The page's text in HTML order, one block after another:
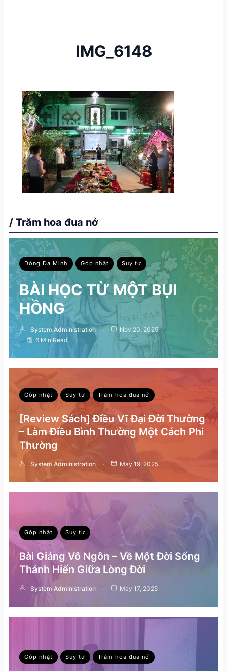
IMG_6148
/ Trăm hoa đua nở
Dòng Đa Minh Góp nhặt Suy tư
BÀI HỌC TỪ MỘT BỤI
HỒNG
System Administration
Nov 20, 2025
6 Min Read
Góp nhặt Suy tư Trăm hoa đua nở
[Review Sách] Điều Vĩ Đại Đời Thường
– Làm Điều Bình Thường Một Cách Phi
Thường
System Administration May 19, 2025
Góp nhặt Suy tư
Bài Giảng Vô Ngôn – Về Một Đời Sống
Thánh Hiến Giữa Lòng Đời
System Administration May 17, 2025
Góp nhặt Suy tư Trăm hoa đua nở